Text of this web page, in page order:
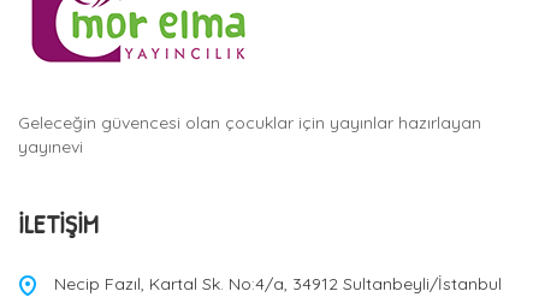
Geleceğin güvencesi olan çocuklar için yayınlar hazırlayan
yayınevi
İLETIŞIM
Necip Fazıl, Kartal Sk. No:4/a, 34912 Sultanbeyli/İstanbul